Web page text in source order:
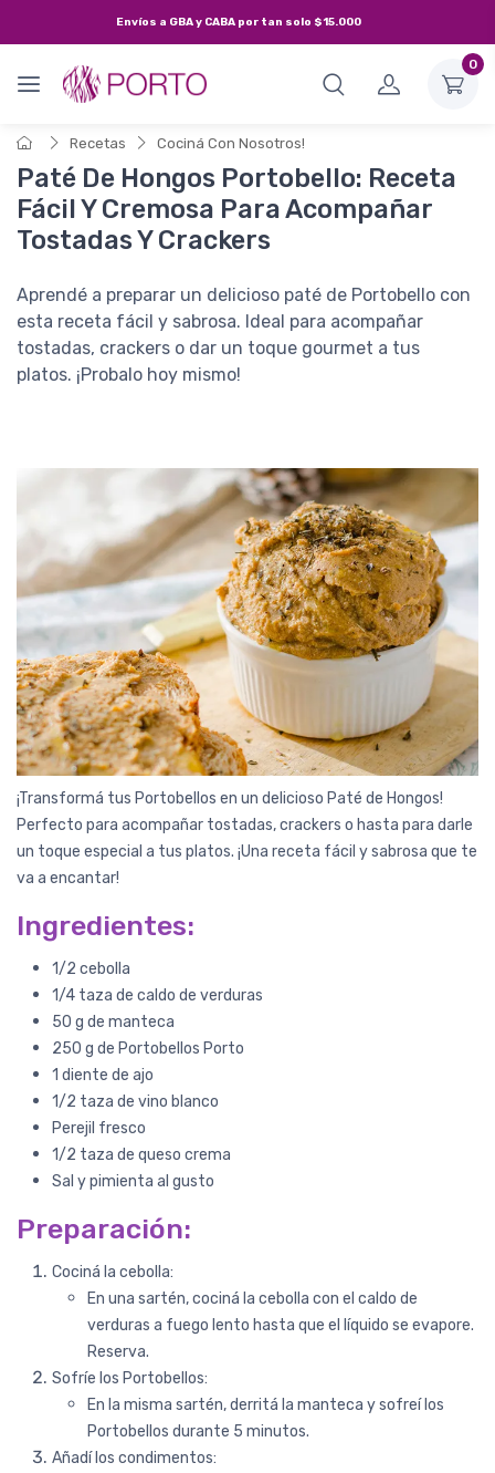
Envíos a GBA y CABA por tan solo $15.000
0
Recetas Cociná Con Nosotros!
Paté De Hongos Portobello: Receta
Fácil Y Cremosa Para Acompañar
Tostadas Y Crackers
Aprendé a preparar un delicioso paté de Portobello con
esta receta fácil y sabrosa. Ideal para acompañar
tostadas, crackers o dar un toque gourmet a tus
platos. ¡Probalo hoy mismo!
¡Transformá tus Portobellos en un delicioso Paté de Hongos!
Perfecto para acompañar tostadas, crackers o hasta para darle
un toque especial a tus platos. ¡Una receta fácil y sabrosa que te
va a encantar!
Ingredientes:
1/2 cebolla
1/4 taza de caldo de verduras
50 g de manteca
250 g de Portobellos Porto
1 diente de ajo
1/2 taza de vino blanco
Perejil fresco
1/2 taza de queso crema
Sal y pimienta al gusto
Preparación:
Cociná la cebolla:
En una sartén, cociná la cebolla con el caldo de
verduras a fuego lento hasta que el líquido se evapore.
Reserva.
Sofríe los Portobellos:
En la misma sartén, derritá la manteca y sofreí los
Portobellos durante 5 minutos.
Añadí los condimentos:
gírgolas y me sorprendió porque,
....
Pedido #